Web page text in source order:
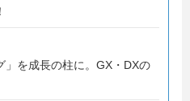
」を成長の柱に。GX・DXの